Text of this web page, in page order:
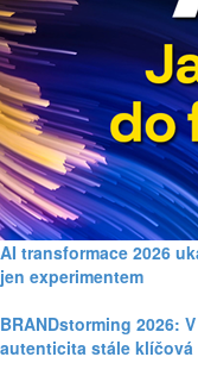
AI transformace 2026
jen experimentem
BRANDstorming 2026:
autenticita stále klíčová